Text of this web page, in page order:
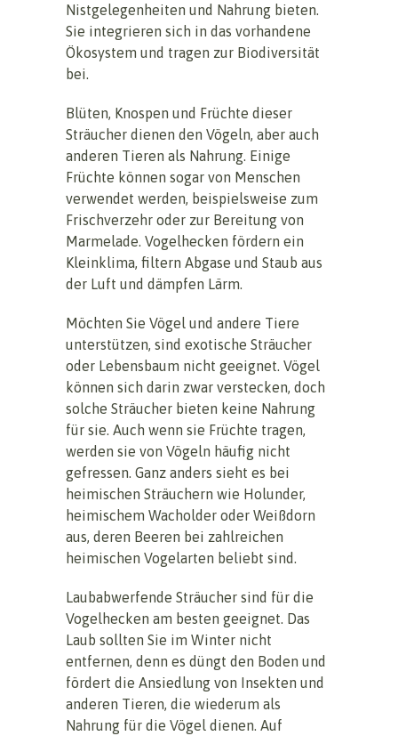
Nistgelegenheiten und Nahrung bieten.
Sie integrieren sich in das vorhandene
Ökosystem und tragen zur Biodiversität
bei.
Blüten, Knospen und Früchte dieser
Sträucher dienen den Vögeln, aber auch
anderen Tieren als Nahrung. Einige
Früchte können sogar von Menschen
verwendet werden, beispielsweise zum
Frischverzehr oder zur Bereitung von
Marmelade. Vogelhecken fördern ein
Kleinklima, filtern Abgase und Staub aus
der Luft und dämpfen Lärm.
Möchten Sie Vögel und andere Tiere
unterstützen, sind exotische Sträucher
oder Lebensbaum nicht geeignet. Vögel
können sich darin zwar verstecken, doch
solche Sträucher bieten keine Nahrung
für sie. Auch wenn sie Früchte tragen,
werden sie von Vögeln häufig nicht
gefressen. Ganz anders sieht es bei
heimischen Sträuchern wie Holunder,
heimischem Wacholder oder Weißdorn
aus, deren Beeren bei zahlreichen
heimischen Vogelarten beliebt sind.
Laubabwerfende Sträucher sind für die
Vogelhecken am besten geeignet. Das
Laub sollten Sie im Winter nicht
entfernen, denn es düngt den Boden und
fördert die Ansiedlung von Insekten und
anderen Tieren, die wiederum als
Nahrung für die Vögel dienen. Auf